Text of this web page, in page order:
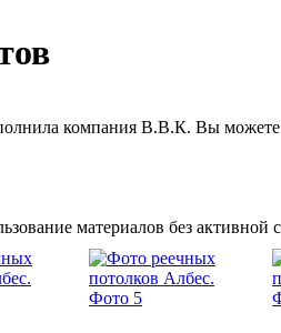
компания В.В.К. Вы
материалов без активной